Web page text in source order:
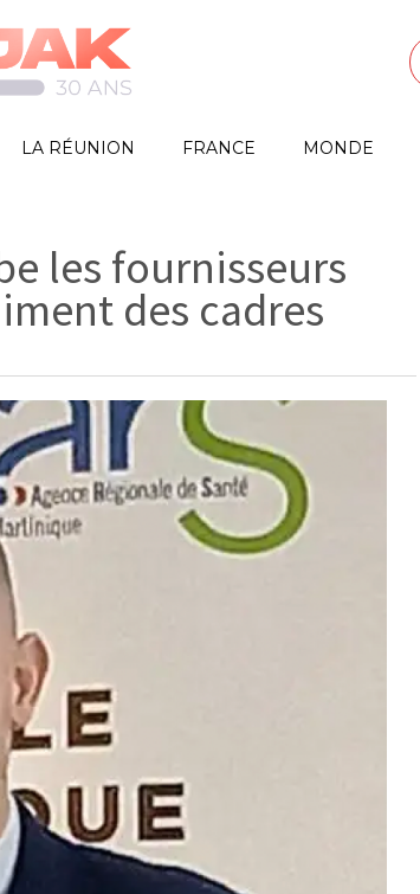
LA RÉUNION FRANCE MONDE
les fournisseurs
des cadres